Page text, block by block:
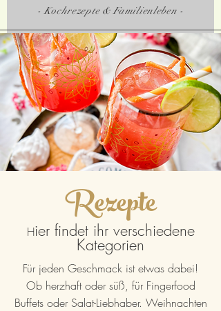
- Kochrezepte & Familienleben -
Rezepte
Hier findet ihr verschiedene
Kategorien
Für jeden Geschmack ist etwas dabei!
Ob herzhaft oder süß, für Fingerfood
Buffets oder Salat-Liebhaber. Weihnachten